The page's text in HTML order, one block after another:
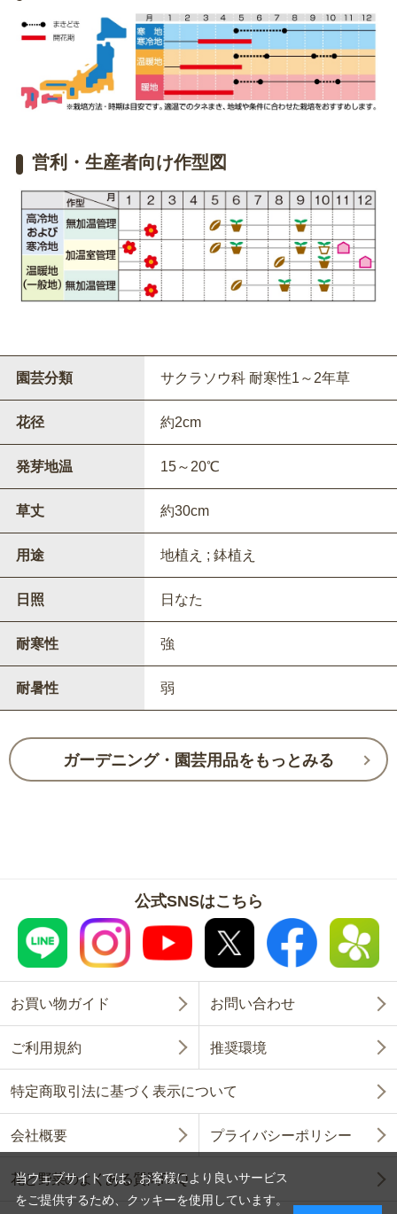
営利・生産者向け作型図
園芸分類 サクラソウ科 耐寒性1～2年草
花径 約2cm
発芽地温 15～20℃
草丈 約30cm
用途 地植え ; 鉢植え
日照 日なた
耐寒性 強
耐暑性 弱
ガーデニング・園芸用品をもっとみる
公式SNSはこちら
お買い物ガイド お問い合わせ
ご利用規約 推奨環境
特定商取引法に基づく表示について
会社概要 プライバシーポリシー
花と野菜のよくある質問FAQ
当ウェブサイトでは、お客様により良いサービス
をご提供するため、クッキーを使用しています。